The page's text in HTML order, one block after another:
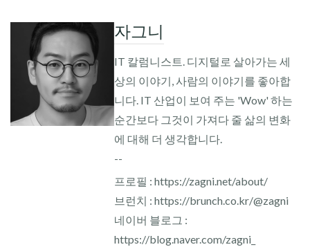
자그니
IT 칼럼니스트. 디지털로 살아가는 세
상의 이야기, 사람의 이야기를 좋아합
니다. IT 산업이 보여 주는 'Wow' 하는
순간보다 그것이 가져다 줄 삶의 변화
에 대해 더 생각합니다.
--
프로필 : https://zagni.net/about/
브런치 : https://brunch.co.kr/@zagni
네이버 블로그 :
https://blog.naver.com/zagni_